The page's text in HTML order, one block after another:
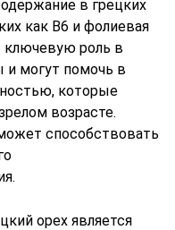
в грецких
как B6 и фолиевая
ключевую роль в
и могут помочь в
которые
возрасте.
способствовать
орех является